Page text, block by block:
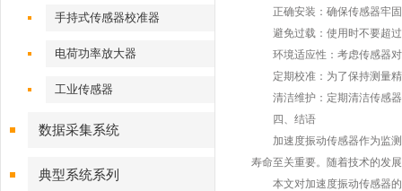
手持式传感器校准器
电荷功率放大器
工业传感器
数据采集系统
典型系统系列
正确安装：确保传感器牢固
避免过载：使用时不要超过
环境适应性：考虑传感器对
定期校准：为了保持测量精
清洁维护：定期清洁传感器
四、结语
加速度振动传感器作为监测
寿命至关重要。随着技术的发
本文对加速度振动传感器的